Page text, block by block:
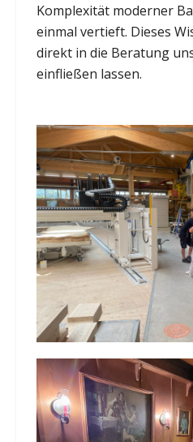
Komplexität moderner
einmal vertieft. Dieses
direkt in die Beratung
einfließen lassen.